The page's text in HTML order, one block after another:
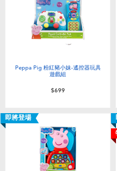
Peppa Pig 粉紅豬小妹-遙控器玩具
遊戲組
$699
即將登場